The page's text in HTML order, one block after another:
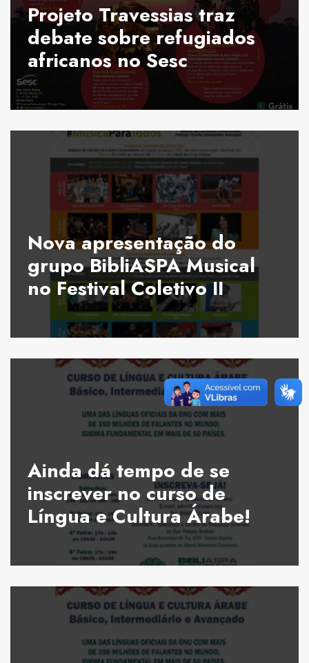
Projeto Travessias traz
debate sobre refugiados
africanos no Sesc
Nova apresentação do
grupo BibliASPA Musical
no Festival Coletivo II
Ainda dá tempo de se
inscrever no curso de
Língua e Cultura Árabe!